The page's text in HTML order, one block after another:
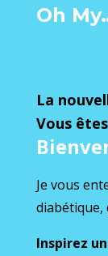
Oh
La
Vous
Je vous
diabétique,
Inspirez